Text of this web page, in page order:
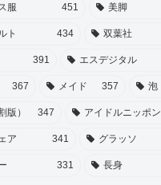
服 451 美脚
ト 434 双葉社
391 エスデジタル
367 メイド 357 泡
版） 347 アイドルニッポン
ア 341 グラッソ
331 長身